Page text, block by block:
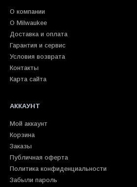
О компании
О Milwaukee
Доставка и оплата
Гарантия и сервис
Условия возврата
Контакты
Карта сайта
АККАУНТ
Мой аккаунт
Корзина
Заказы
Публичная оферта
Политика конфиденциальности
Забыли пароль